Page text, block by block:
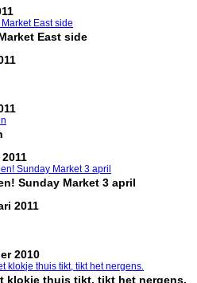
East side
Sunday Market 3 april
2011
2010
klokje thuis tikt, tikt het nergens.